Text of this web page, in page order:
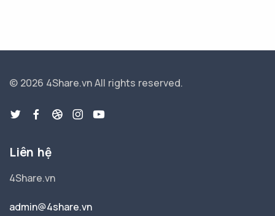
© 2026 4Share.vnAll rights reserved.
Liên hệ
4Share.vn
admin@4share.vn